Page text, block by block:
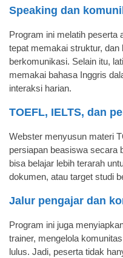
Speaking dan
Program ini melatih peserta
tepat memakai struktur, dan
berkomunikasi. Selain itu,
memakai bahasa Inggris
interaksi harian.
TOEFL, IELTS, dan
Webster menyusun materi
persiapan beasiswa secara
bisa belajar lebih terarah
dokumen, atau target studi
Jalur pengajar dan
Program ini juga
trainer, mengelola
lulus. Jadi, peserta tidak